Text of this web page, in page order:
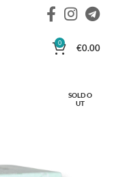
0 €0.00
SOLD O
UT